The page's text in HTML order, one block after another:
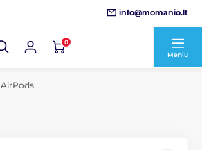
info@momanio.lt
0
Meniu
AirPods